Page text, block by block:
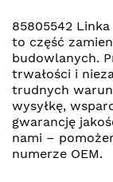
85805542 Linka
to część
budowlanych.
trwałości i
trudnych
wysyłkę,
gwarancję
nami –
numerze OEM.